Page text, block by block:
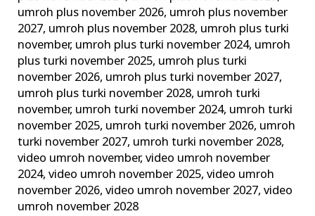
umroh plus november 2026, umroh plus november
2027, umroh plus november 2028, umroh plus turki
november, umroh plus turki november 2024, umroh
plus turki november 2025, umroh plus turki
november 2026, umroh plus turki november 2027,
umroh plus turki november 2028, umroh turki
november, umroh turki november 2024, umroh turki
november 2025, umroh turki november 2026, umroh
turki november 2027, umroh turki november 2028,
video umroh november,video umroh november
2024,video umroh november 2025,video umroh
november 2026,video umroh november 2027,video
umroh november 2028